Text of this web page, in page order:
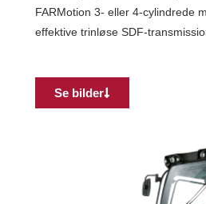
FARMotion 3- eller 4-cylindrede
effektive trinløse SDF-
Se bilder